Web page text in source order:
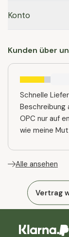
Konto
Kunden über
Schnelle
Beschreibung
OPC nur auf
wie meine
Alle ansehen
Vertrag